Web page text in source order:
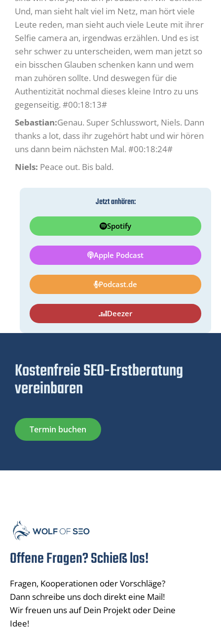
Und, man sieht halt viel im Netz, man hört viele
Leute reden, man sieht auch viele Leute mit ihrer
Selfie camera an, irgendwas erzählen. Und es ist
sehr schwer zu unterscheiden, wem man jetzt so
ein bisschen Glauben schenken kann und wem
man zuhören sollte. Und deswegen für die
Authentizität nochmal dieses kleine Intro zu uns
gegenseitig. #00:18:13#
Sebastian:Genau. Super Schlusswort, Niels. Dann
thanks a lot, dass ihr zugehört habt und wir hören
uns dann beim nächsten Mal. #00:18:24#
Niels: Peace out. Bis bald.
Jetzt anhören:
Spotify
Apple Podcast
Podcast.de
Deezer
Kostenfreie SEO-Erstberatung
vereinbaren
Termin buchen
Offene Fragen? Schieß los!
Fragen, Kooperationen oder Vorschläge?
Dann schreibe uns doch direkt eine Mail!
Wir freuen uns auf Dein Projekt oder Deine
Idee!